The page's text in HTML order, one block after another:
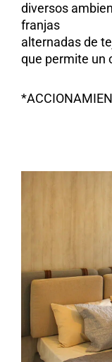
diversos
franjas
alternadas de
que permite un